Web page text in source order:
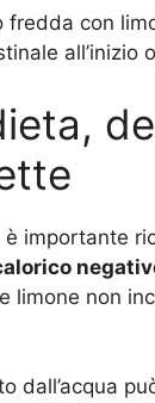
con
all’inizio
è importante
limone non
dall’acqua